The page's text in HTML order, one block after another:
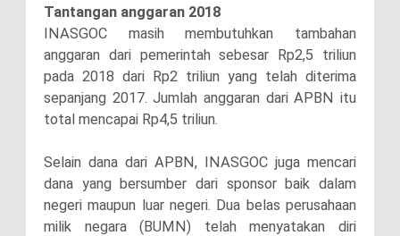
Tantangan anggaran 2018
INASGOC masih membutuhkan tambahan
anggaran dari pemerintah sebesar Rp2,5 triliun
pada 2018 dari Rp2 triliun yang telah diterima
sepanjang 2017. Jumlah anggaran dari APBN itu
total mencapai Rp4,5 triliun.
Selain dana dari APBN, INASGOC juga mencari
dana yang bersumber dari sponsor baik dalam
negeri maupun luar negeri. Dua belas perusahaan
milik negara (BUMN) telah menyatakan diri